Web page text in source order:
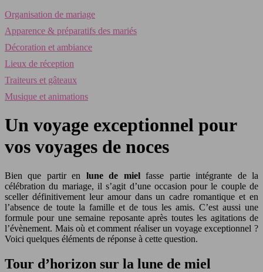
Organisation de mariage
Apparence & préparatifs des mariés
Décoration et ambiance
Lieux de réception
Traiteurs et gâteaux
Musique et animations
Un voyage exceptionnel pour
vos voyages de noces
Bien que partir en lune de mielfasse partie intégrante de la
célébration du mariage, il s’agit d’une occasion pour le couple de
sceller définitivement leur amour dans un cadre romantique et en
l’absence de toute la famille et de tous les amis. C’est aussi une
formule pour une semaine reposante après toutes les agitations de
l’évènement. Mais où et comment réaliser un voyage exceptionnel ?
Voici quelques éléments de réponse à cette question.
Tour d’horizon sur la lune de miel